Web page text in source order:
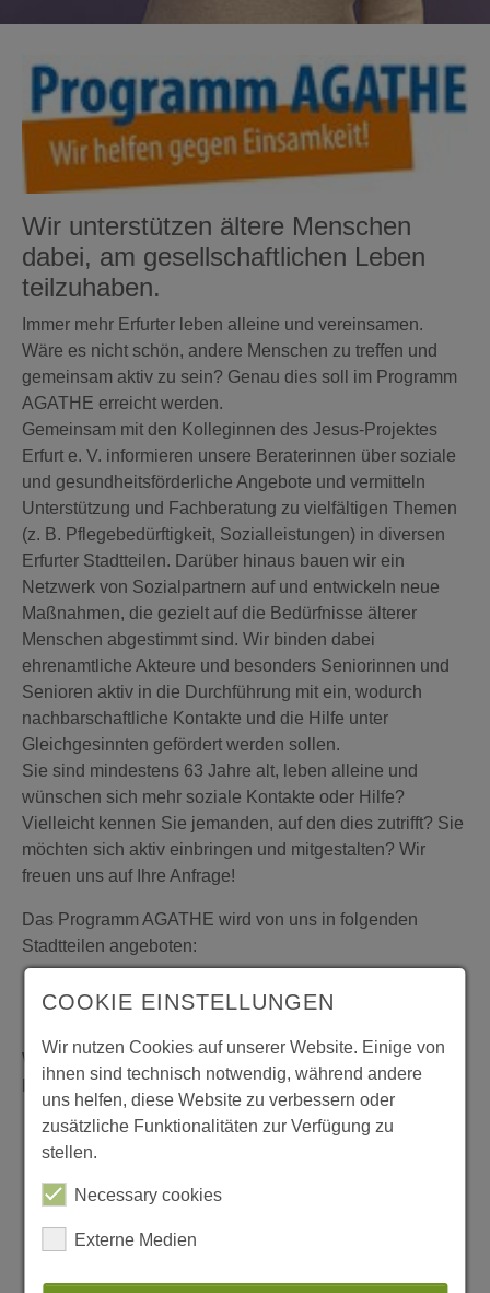
Wir unterstützen ältere Menschen
dabei, am gesellschaftlichen Leben
teilzuhaben.
Immer mehr Erfurter leben alleine und vereinsamen.
Wäre es nicht schön, andere Menschen zu treffen und
gemeinsam aktiv zu sein? Genau dies soll im Programm
AGATHE erreicht werden.
Gemeinsam mit den Kolleginnen des Jesus-Projektes
Erfurt e. V. informieren unsere Beraterinnen über soziale
und gesundheitsförderliche Angebote und vermitteln
Unterstützung und Fachberatung zu vielfältigen Themen
(z. B. Pflegebedürftigkeit, Sozialleistungen) in diversen
Erfurter Stadtteilen. Darüber hinaus bauen wir ein
Netzwerk von Sozialpartnern auf und entwickeln neue
Maßnahmen, die gezielt auf die Bedürfnisse älterer
Menschen abgestimmt sind. Wir binden dabei
ehrenamtliche Akteure und besonders Seniorinnen und
Senioren aktiv in die Durchführung mit ein, wodurch
nachbarschaftliche Kontakte und die Hilfe unter
Gleichgesinnten gefördert werden sollen.
Sie sind mindestens 63 Jahre alt, leben alleine und
wünschen sich mehr soziale Kontakte oder Hilfe?
Vielleicht kennen Sie jemanden, auf den dies zutrifft? Sie
möchten sich aktiv einbringen und mitgestalten? Wir
freuen uns auf Ihre Anfrage!
Das Programm AGATHE wird von uns in folgenden
Stadtteilen angeboten:
Johannesplatz
Weitere AGATHE Standorte die vom Träger Jesus-
Projektes Erfurt e. V betreut werden sind:
Erfurt Südost (Herrenberg, Melchendorf,
Wiesenhügel)
Ländliche Ortsteile
COOKIE EINSTELLUNGEN
Wir nutzen Cookies auf unserer Website. Einige von
ihnen sind technisch notwendig, während andere
uns helfen, diese Website zu verbessern oder
zusätzliche Funktionalitäten zur Verfügung zu
stellen.
Necessary cookies
Externe Medien